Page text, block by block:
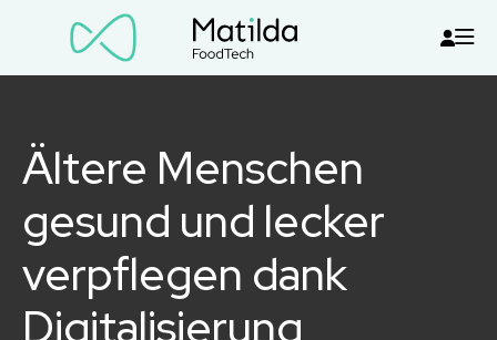
Ältere Menschen
gesund und lecker
verpflegen dank
Digitalisierung